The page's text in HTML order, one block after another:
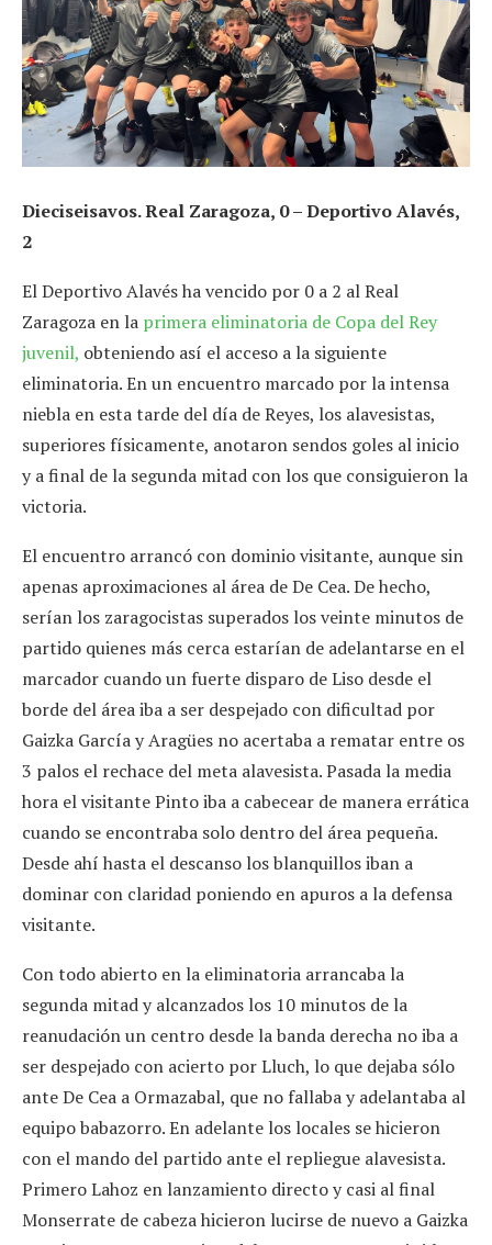
Dieciseisavos. Real Zaragoza, 0 – Deportivo Alavés,
2
El Deportivo Alavés ha vencido por 0 a 2 al Real
Zaragoza en la primera eliminatoria de Copa del Rey
juvenil, obteniendo así el acceso a la siguiente
eliminatoria. En un encuentro marcado por la intensa
niebla en esta tarde del día de Reyes, los alavesistas,
superiores físicamente, anotaron sendos goles al inicio
y a final de la segunda mitad con los que consiguieron la
victoria.
El encuentro arrancó con dominio visitante, aunque sin
apenas aproximaciones al área de De Cea. De hecho,
serían los zaragocistas superados los veinte minutos de
partido quienes más cerca estarían de adelantarse en el
marcador cuando un fuerte disparo de Liso desde el
borde del área iba a ser despejado con dificultad por
Gaizka García y Aragües no acertaba a rematar entre os
3 palos el rechace del meta alavesista. Pasada la media
hora el visitante Pinto iba a cabecear de manera errática
cuando se encontraba solo dentro del área pequeña.
Desde ahí hasta el descanso los blanquillos iban a
dominar con claridad poniendo en apuros a la defensa
visitante.
Con todo abierto en la eliminatoria arrancaba la
segunda mitad y alcanzados los 10 minutos de la
reanudación un centro desde la banda derecha no iba a
ser despejado con acierto por Lluch, lo que dejaba sólo
ante De Cea a Ormazabal, que no fallaba y adelantaba al
equipo babazorro. En adelante los locales se hicieron
con el mando del partido ante el repliegue alavesista.
Primero Lahoz en lanzamiento directo y casi al final
Monserrate de cabeza hicieron lucirse de nuevo a Gaizka